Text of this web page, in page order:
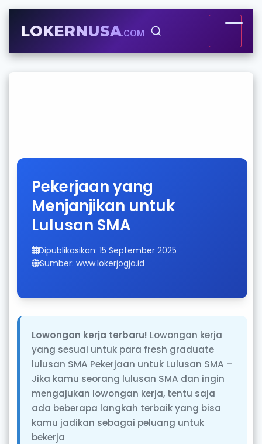
LOKERNUSA.COM
Pekerjaan yang
Menjanjikan untuk
Lulusan SMA
Dipublikasikan: 15 September 2025
Sumber: www.lokerjogja.id
Lowongan kerja terbaru! Lowongan kerja
yang sesuai untuk para fresh graduate
lulusan SMA Pekerjaan untuk Lulusan SMA –
Jika kamu seorang lulusan SMA dan ingin
mengajukan lowongan kerja, tentu saja
ada beberapa langkah terbaik yang bisa
kamu jadikan sebagai peluang untuk
bekerja